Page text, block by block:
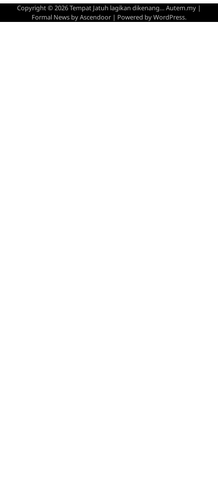
Copyright © 2026Tempat Jatuh lagikan dikenang… Autem.my |
Formal News byAscendoor | Powered byWordPress.